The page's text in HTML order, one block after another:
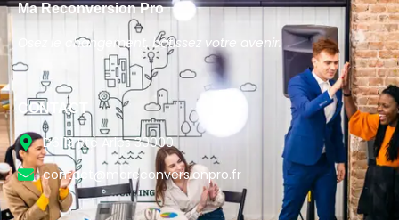
Ma Reconversion Pro
Osez le changement, bâtissez votre avenir.
CONTACT
D6113 Rte Arles 30000
contact@mareconversionpro.fr